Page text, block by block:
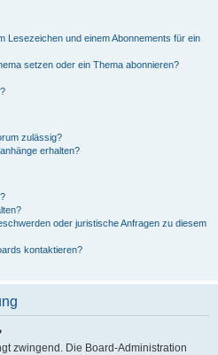
Lesezeichen und einem Abonnements für ein
setzen oder ein Thema abonnieren?
zulässig?
erhalten?
oder juristische Anfragen zu diesem
kontaktieren?
zwingend. Die Board-Administration